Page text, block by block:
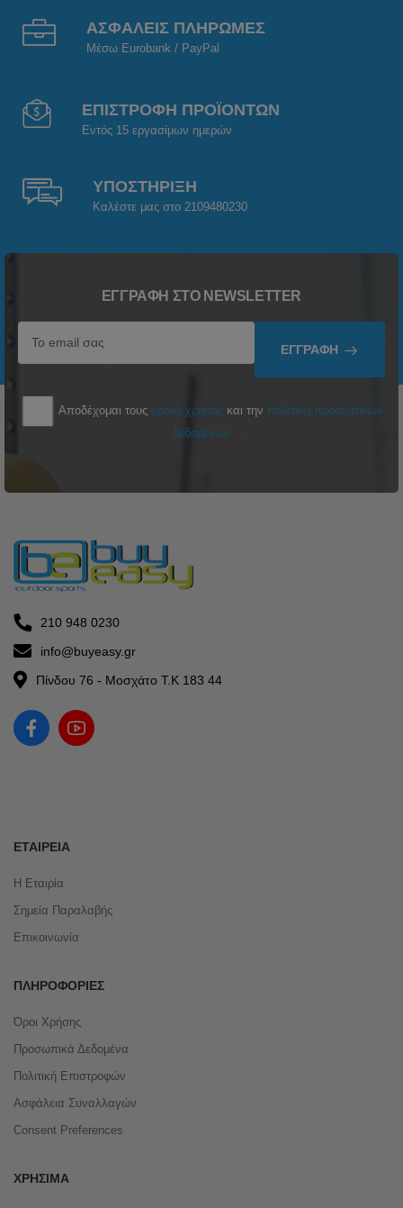
ΑΣΦΑΛΕΙΣ ΠΛΗΡΩΜΕΣ
Μέσω Eurobank / PayPal
ΕΠΙΣΤΡΟΦΗ ΠΡΟΪΟΝΤΩΝ
Εντός 15 εργασίμων ημερών
ΥΠΟΣΤΗΡΙΞΗ
Καλέστε μας στο 2109480230
ΕΓΓΡΑΦΉ ΣΤΟ NEWSLETTER
ΕΓΓΡΑΦΉ
Αποδέχομαι τους όρους χρήσης και την πολιτική προσωπικών
δεδομένων
210 948 0230
info@buyeasy.gr
Πίνδου 76 - Μοσχάτο Τ.Κ 183 44
ΕΤΑΙΡΕΊΑ
Η Εταιρία
Σημεία Παραλαβής
Επικοινωνία
ΠΛΗΡΟΦΟΡΊΕΣ
Όροι Χρήσης
Προσωπικά Δεδομένα
Πολιτική Επιστροφών
Ασφάλεια Συναλλαγών
Consent Preferences
ΧΡΉΣΙΜΑ